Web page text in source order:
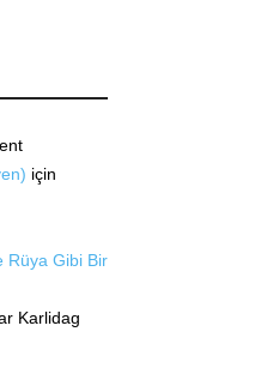
için
Rüya Gibi Bir
Karlidag